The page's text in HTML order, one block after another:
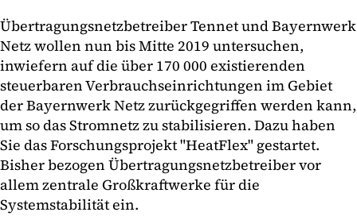
Übertragungsnetzbetreiber Tennet und Bayernwerk
Netz wollen nun bis Mitte 2019 untersuchen,
inwiefern auf die über 170 000 existierenden
steuerbaren Verbrauchseinrichtungen im Gebiet
der Bayernwerk Netz zurückgegriffen werden kann,
um so das Stromnetz zu stabilisieren. Dazu haben
Sie das Forschungsprojekt "HeatFlex" gestartet.
Bisher bezogen Übertragungsnetzbetreiber vor
allem zentrale Großkraftwerke für die
Systemstabilität ein.